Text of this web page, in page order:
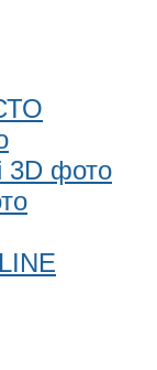
3D фото